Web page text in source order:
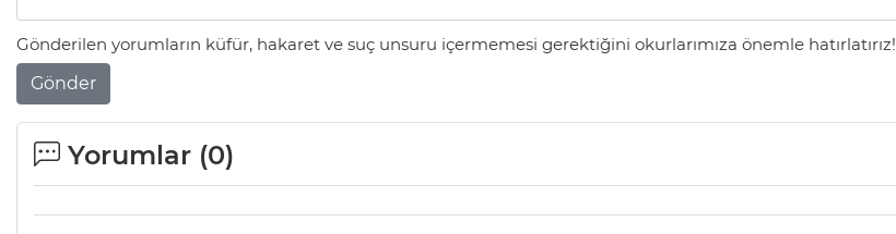
Gönderilen yorumların küfür, hakaret ve suç unsuru içermemesi gerektiğini okurlarımıza önemle hatırlatırız!
Gönder
Yorumlar (0)